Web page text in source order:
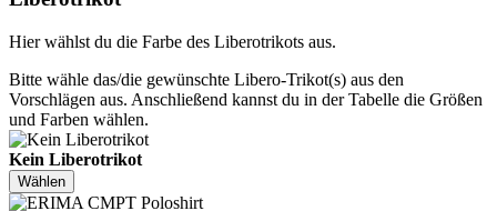
Hier wählst du die Farbe des Liberotrikots aus.
Bitte wähle das/die gewünschte Libero-Trikot(s) aus den
Vorschlägen aus. Anschließend kannst du in der Tabelle die Größen
und Farben wählen.
Kein Liberotrikot
Wählen